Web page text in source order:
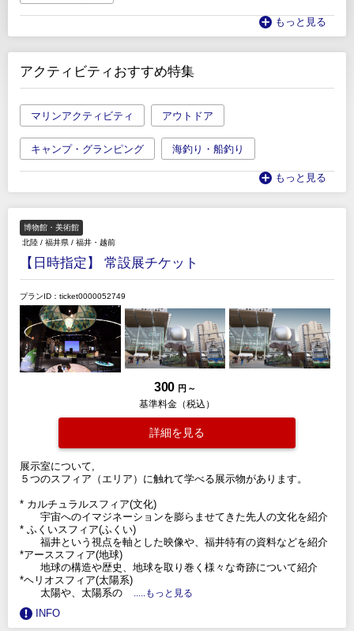
もっと見る
アクティビティおすすめ特集
マリンアクティビティ アウトドア
キャンプ・グランピング 海釣り・船釣り
もっと見る
博物館・美術館
北陸 / 福井県 / 福井・越前
【日時指定】 常設展チケット
プランID：ticket0000052749
300 円 ～
基準料金（税込）
詳細を見る
展示室について,
５つのスフィア（エリア）に触れて学べる展示物があります。
* カルチュラルスフィア(文化)
宇宙へのイマジネーションを膨らませてきた先人の文化を紹介
* ふくいスフィア(ふくい)
福井という視点を軸とした映像や、福井特有の資料などを紹介
*アーススフィア(地球)
地球の構造や歴史、地球を取り巻く様々な奇跡について紹介
*ヘリオスフィア(太陽系)
太陽や、太陽系の
.....もっと見る
INFO